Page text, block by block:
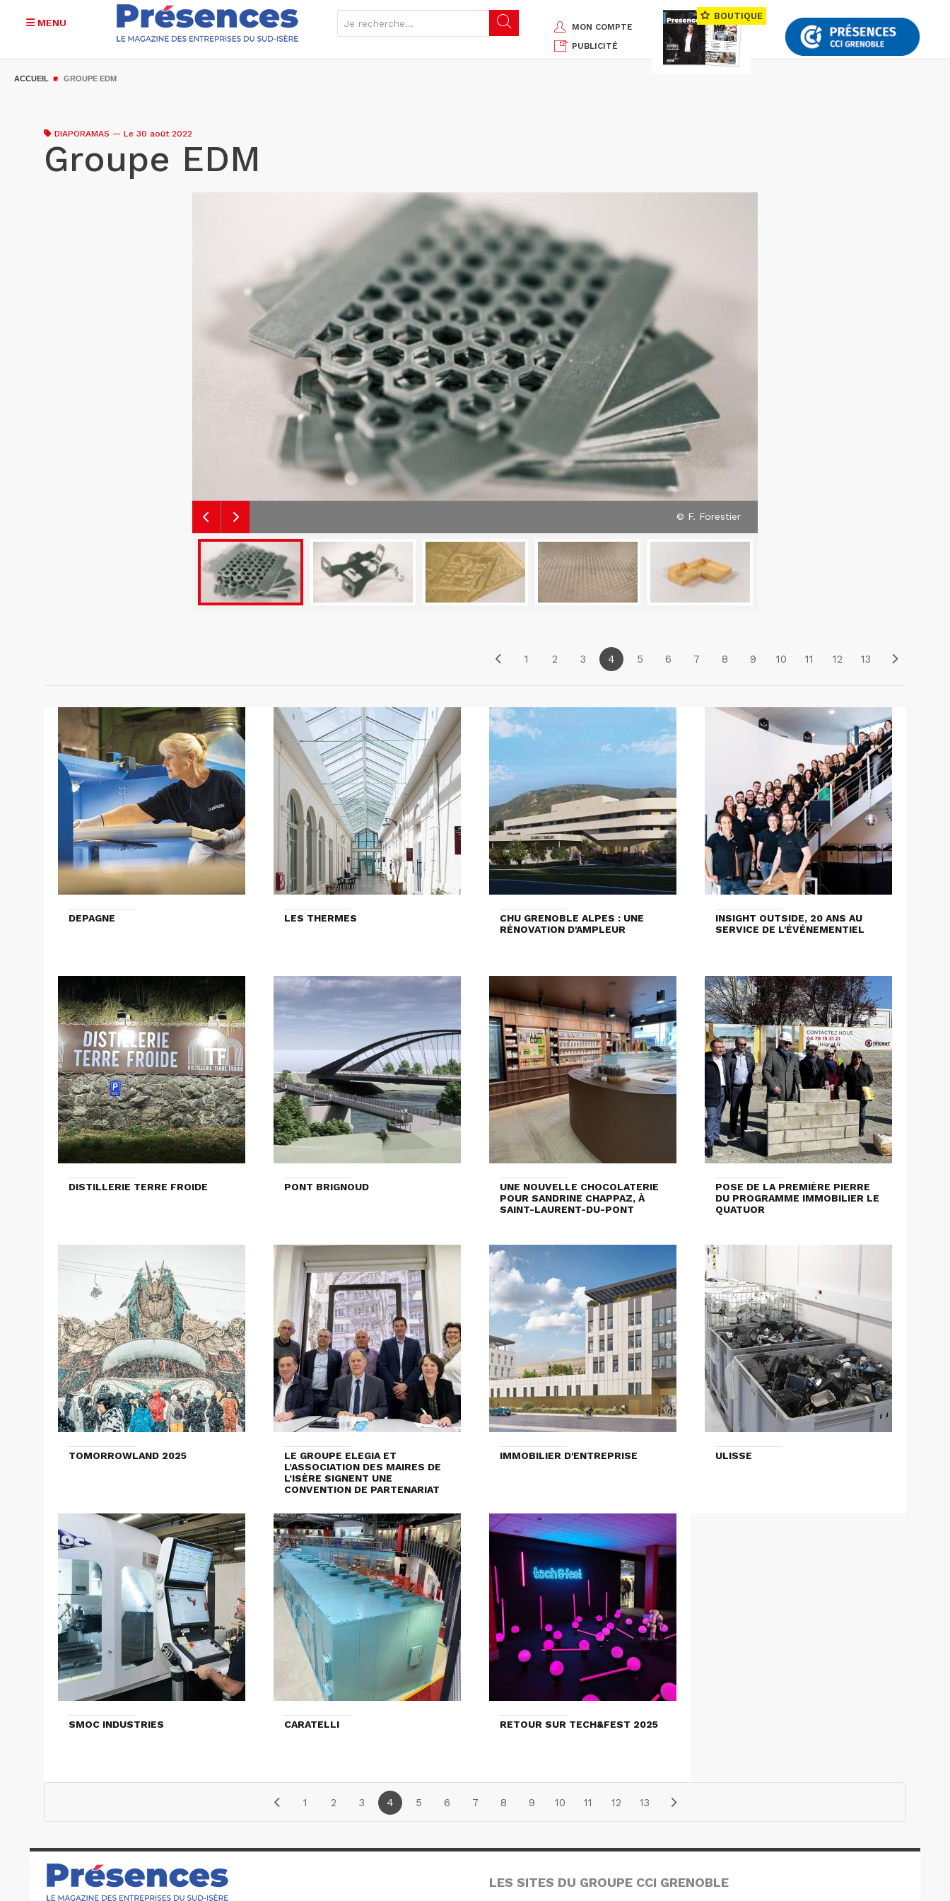
MENU
MON COMPTE
PUBLICITÉ
BOUTIQUE
ACCUEIL GROUPE EDM
DIAPORAMAS — Le 30 août 2022
Groupe EDM
© F. Forestier
1 2 3 4 5 6 7 8 9 10 11 12 13
DEPAGNE LES THERMES
CHU GRENOBLE ALPES : UNE
RÉNOVATION D'AMPLEUR
INSIGHT OUTSIDE, 20 ANS AU
SERVICE DE L'ÉVÉNEMENTIEL
DISTILLERIE TERRE FROIDE PONT BRIGNOUD
UNE NOUVELLE CHOCOLATERIE
POUR SANDRINE CHAPPAZ, À
SAINT-LAURENT-DU-PONT
POSE DE LA PREMIÈRE PIERRE
DU PROGRAMME IMMOBILIER LE
QUATUOR
TOMORROWLAND 2025
LE GROUPE ELEGIA ET
L’ASSOCIATION DES MAIRES DE
L’ISÈRE SIGNENT UNE
CONVENTION DE PARTENARIAT
IMMOBILIER D'ENTREPRISE ULISSE
SMOC INDUSTRIES CARATELLI RETOUR SUR TECH&FEST 2025
1 2 3 4 5 6 7 8 9 10 11 12 13
LES SITES DU GROUPE CCI GRENOBLE